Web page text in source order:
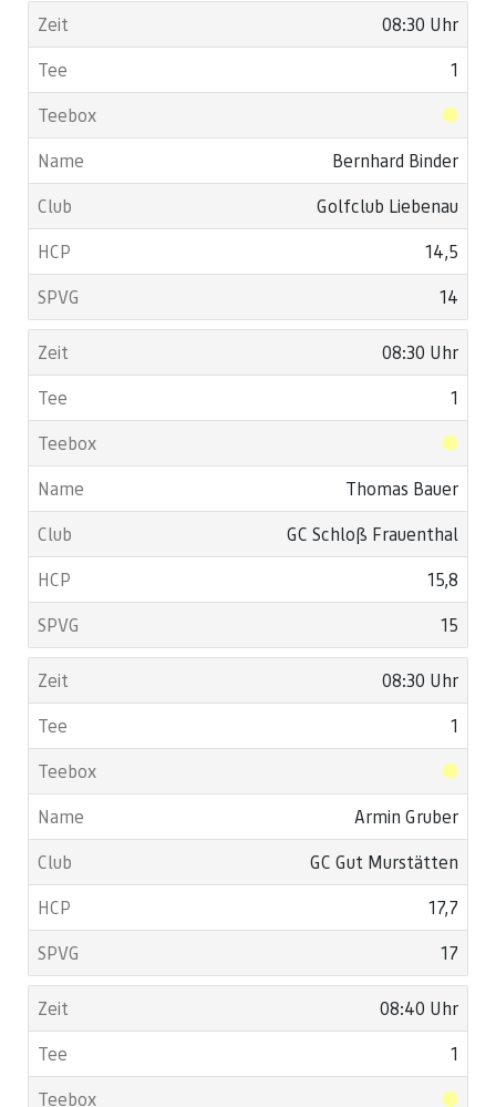
08:30 Uhr
1
Bernhard Binder
Golfclub Liebenau
14,5
14
08:30 Uhr
1
Thomas Bauer
GC Schloß Frauenthal
15,8
15
08:30 Uhr
1
Armin Gruber
GC Gut Murstätten
17,7
17
08:40 Uhr
1